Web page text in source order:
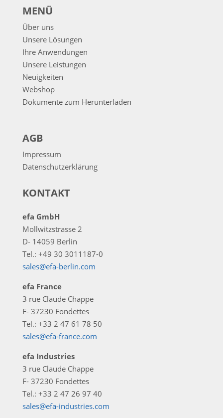
MENÜ
Über uns
Unsere Lösungen
Ihre Anwendungen
Unsere Leistungen
Neuigkeiten
Webshop
Dokumente zum Herunterladen
AGB
Impressum
Datenschutzerklärung
KONTAKT
efa GmbH
Mollwitzstrasse 2
D- 14059 Berlin
Tel.: +49 30 3011187-0
sales@efa-berlin.com
efa France
3 rue Claude Chappe
F- 37230 Fondettes
Tel.: +33 2 47 61 78 50
sales@efa-france.com
efa Industries
3 rue Claude Chappe
F- 37230 Fondettes
Tel.: +33 2 47 26 97 40
sales@efa-industries.com